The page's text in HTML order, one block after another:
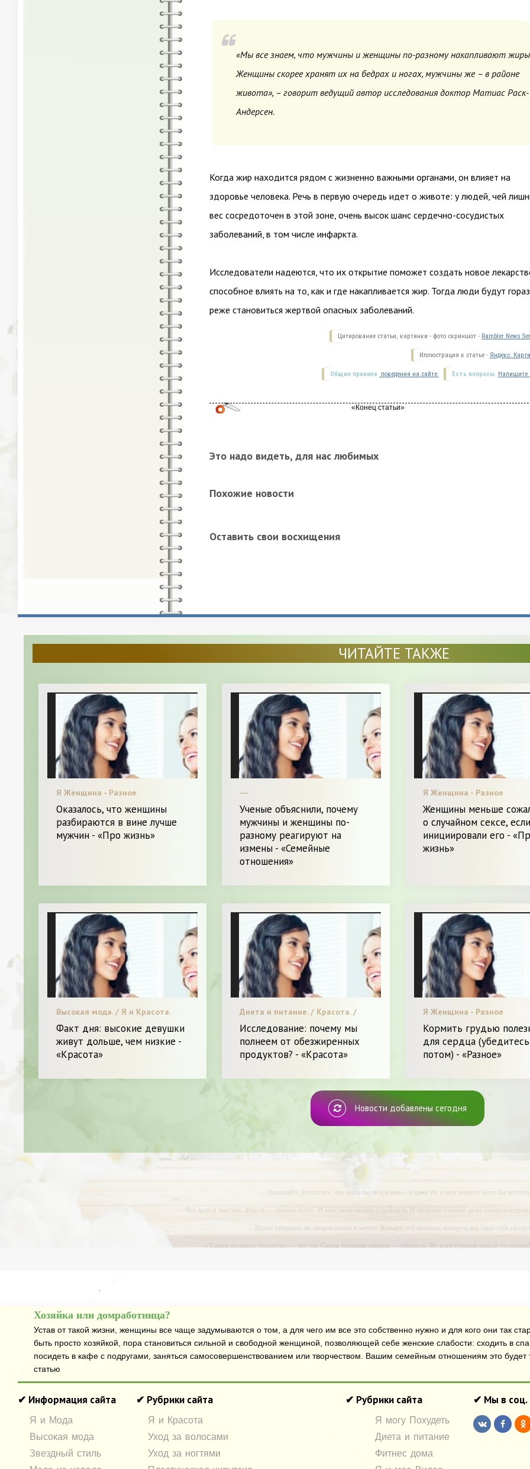
«Мы все знаем, что мужчины и женщины по-разному накапливают
Женщины скорее хранят их на бедрах и ногах, мужчины же – в районе
живота», – говорит ведущий автор исследования доктор Матиас Раск-
Андерсен.
Когда жир находится рядом с жизненно важными органами, он влияет на
здоровье человека. Речь в первую очередь идет о животе: у людей, чей
вес сосредоточен в этой зоне, очень высок шанс сердечно-сосудистых
заболеваний, в том числе инфаркта.
Исследователи надеются, что их открытие поможет создать новое
способное влиять на то, как и где накапливается жир. Тогда люди будут
реже становиться жертвой опасных заболеваний.
Цитирование статьи, картинки - фото скриншот - Rambler News
Иллюстрация к статье - Яндекс.
Есть вопросы. Напишите
Общие правила поведения на сайте.
Это надо видеть, для нас любимых
Похожие новости
Оставить свои восхищения
ЧИТАЙТЕ ТАКЖЕ
Я Женщина - Разное
Оказалось, что женщины
разбираются в вине лучше
мужчин - «Про жизнь»
---
Ученые объяснили, почему
мужчины и женщины по-
разному реагируют на
измены - «Семейные
отношения»
Я Женщина - Разное
Женщины меньше
о случайном сексе,
инициировали его -
жизнь»
Высокая мода. / Я и Красота.
Факт дня: высокие девушки
живут дольше, чем низкие -
«Красота»
Диета и питание. / Красота. /
Мода. / Видео. / Я и Красота.
Исследование: почему мы
полнеем от обезжиренных
продуктов? - «Красота»
Я Женщина - Разное
Кормить грудью
для сердца (убедитесь
потом) - «Разное»
Новости добавлены сегодня
-- Начинайте делать все, что вы можете сделать – и даже то, о чем можете хотя бы
-- Все дело в мыслях. Мысль — начало всего. И мыслями можно управлять. И поэтому главное дело
-- Идите уверенно по направлению к мечте. Живите той жизнью, которую вы сами себе
-- Самое большое богатство — это ум. Самая большая нищета — глупость. Из всех страхов самый
Хозяйка или домработница?
Устав от такой жизни, женщины все чаще задумываются о том, а для чего им все это собственно нужно и для кого они так
быть просто хозяйкой, пора становиться сильной и свободной женщиной, позволяющей себе женские слабости: сходить в
посидеть в кафе с подругами, заняться самосовершенствованием или творчеством. Вашим семейным отношениям это будет
статью
✔ Информация сайта
Я и Мода
Высокая мода
Звездный стиль
✔ Рубрики сайта
Я и Красота
Уход за волосами
Уход за ногтями
✔ Рубрики сайта
Я могу Похудеть
Диета и питание
Фитнес дома
✔ Мы в соц.